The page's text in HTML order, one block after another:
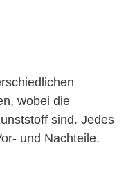
wobei die
sind. Jedes
und Nachteile.